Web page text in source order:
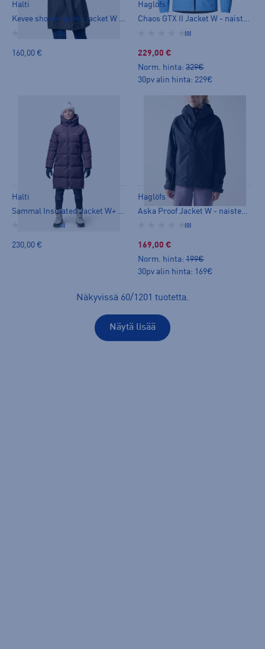
Halti
Kevee shower parka jacket W - naisten ulkoilutakki
(0)
160,00 €
Haglöfs
Chaos GTX II Jacket W - naisten ulkoilutakki
(0)
229,00 €
Norm. hinta: 329€
30pv alin hinta: 229€
Halti
(0)
230,00 €
Haglöfs
(0)
169,00 €
Norm. hinta: 199€
30pv alin hinta: 169€
Näkyvissä 60/1201 tuotetta.
Näytä lisää